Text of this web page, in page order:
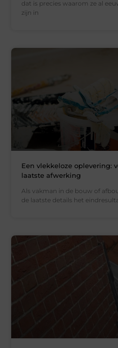
dat is precies waarom ze al
zijn in
Een vlekkeloze oplevering:
laatste afwerking
Als vakman in de bouw of
de laatste details het